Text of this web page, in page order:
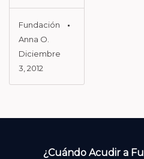
Fundación
Anna O.
Diciembre
3, 2012
¿Cuándo Acudir a